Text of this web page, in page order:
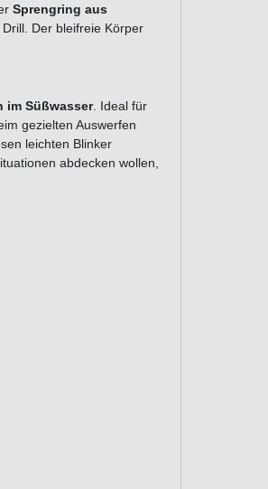
Sprengring aus
Der bleifreie Körper
im Süßwasser. Ideal für
gezielten Auswerfen
leichten Blinker
abdecken wollen,